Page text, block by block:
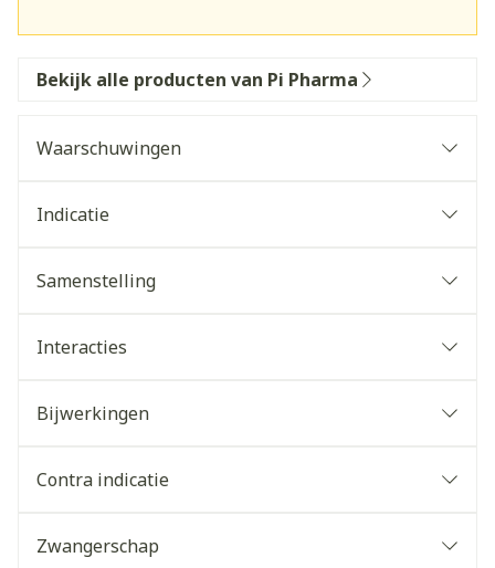
Bekijk alle producten van Pi Pharma
Waarschuwingen
Indicatie
Samenstelling
Interacties
Bijwerkingen
Contra indicatie
Zwangerschap